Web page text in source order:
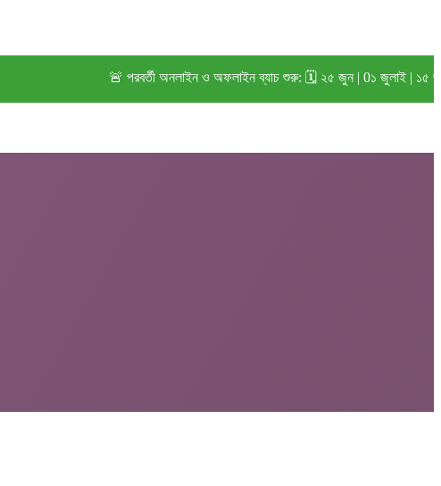
🚨 পরবর্তী অনলাইন ও অফলাইন ব্যাচ শুরু: 🗓️ ২৫ জুন | 0১ জুলাই | ১৫ জুলাই